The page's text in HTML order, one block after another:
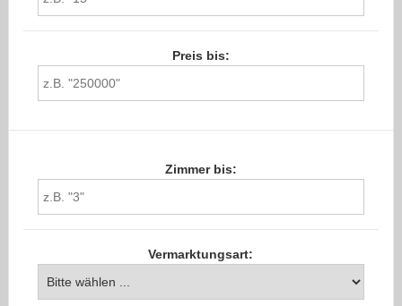
Preis bis:
Zimmer bis:
Vermarktungsart: